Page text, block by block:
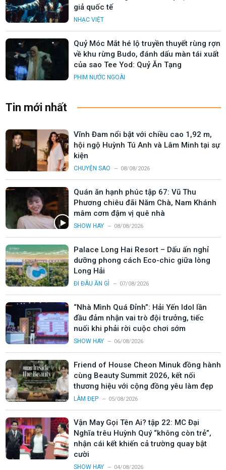
giả quốc tế
NHẠC VIỆT
Quỷ Móc Mắt hé lộ truyền thuyết rùng rợn
về khu rừng Budo, đánh dấu màn tái xuất
của sao Tee Yod: Quỷ Ăn Tạng
PHIM NƯỚC NGOÀI
Tin mới nhất
Vĩnh Đam nổi bật với chiều cao 1,92 m,
hội ngộ Huỳnh Tú Anh và Lâm Minh tại sự
kiện
CHUYỆN SAO 08/08/2026
Quán ăn hạnh phúc tập 67: Vũ Thu
Phương chiêu đãi Năm Chà, Nam Khánh
mâm cơm đậm vị quê nhà
SHOW HAY 08/08/2026
Palace Long Hai Resort – Dấu ấn nghỉ
dưỡng phong cách Eco-chic giữa lòng
Long Hải
ĐI ĐÂU ĂN GÌ 07/08/2026
“Nhà Mình Quá Đỉnh”: Hải Yến Idol lần
đầu đảm nhận vai trò đội trưởng, tiếc
nuối khi phải rời cuộc chơi sớm
SHOW HAY 06/08/2026
Friend of House Cheon Minuk đồng hành
cùng Beauty Summit 2026, kết nối
thương hiệu với cộng đồng yêu làm đẹp
LÀM ĐẸP 05/08/2026
Vận May Gọi Tên Ai? tập 22: MC Đại
Nghĩa trêu Huỳnh Quý “không còn trẻ”,
nhận cái kết khiến cả trường quay bật
cười
SHOW HAY 04/08/2026